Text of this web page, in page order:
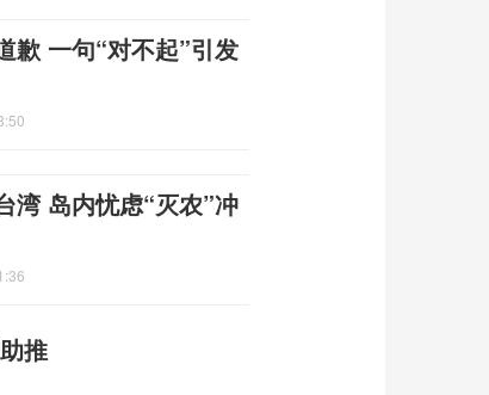
歉 一句“对不起”引发
湾 岛内忧虑“灭农”冲
推